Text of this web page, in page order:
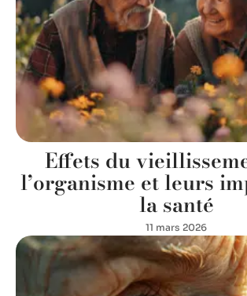
Effets du
l’organisme et leurs
la santé
11 mars 2026